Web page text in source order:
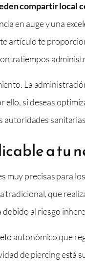
compartir local
en auge y una
artículo te
La
si deseas
a tu
precisas para
que
al riesgo
autonómico que
de piercing está